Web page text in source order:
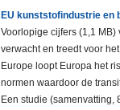
EU kunststofindustrie en
Voorlopige cijfers (1,1
verwacht en treedt voor
Europe loopt Europa het
normen waardoor de
Een studie